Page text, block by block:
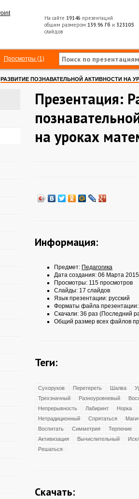
На сайте 19146 презентаций
общим размером 139.96 Гб и 323105
слайдов
Просмотры (1)
РАЗВИТИЕ ПОЗНАВАТЕЛЬНОЙ АКТИВНОСТИ НА
Презентация:
на уроках
Информация:
Предмет: Педагогика
Дата создания: 06 Марта 2015
Просмотры: 115 просмотров
Слайды: 17 слайдов
Язык презентации: русский
Форматы файла презентации:
Скачали: 36 раз (Последний
Общий размер всех файлов
Теги:
Сухоруков Перетереть Шалва
Трехзначный
Разноуровневый
Непрерывность
Лабиринт Норка
Нетрадиционный
Спрятаться
Воспитать
Симметрия Терпение
Активизация
Вычислительный
Решаться
Скачать: